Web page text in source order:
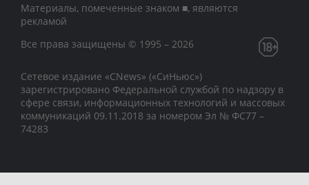
Материалы, помеченные знаком ■, являются
рекламой
Все права защищены © 1995 – 2026
Сетевое издание «CNews» («СиНьюс»)
зарегистрировано Федеральной службой по надзору в
сфере связи, информационных технологий и массовых
коммуникаций 09.11.2018 за номером Эл № ФС77 –
74283